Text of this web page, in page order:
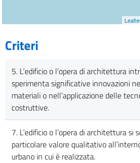
Criteri
5. L’edificio o l’opera di architettura
sperimenta significative innovazioni
materiali o nell’applicazione delle
costruttive.
7. L’edificio o l’opera di architettura si
particolare valore qualitativo
urbano in cui è realizzata.